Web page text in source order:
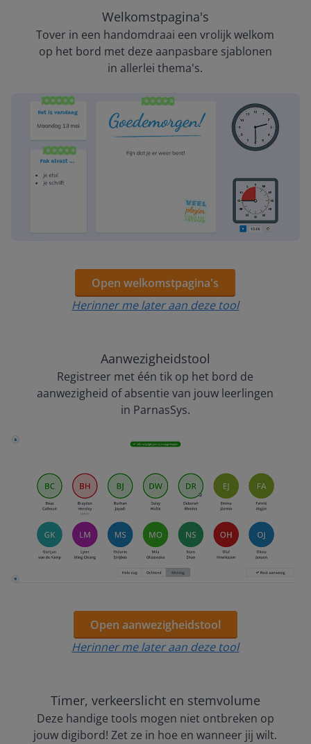
Welkomstpagina's
Tover in een handomdraai een vrolijk welkom
op het bord met deze aanpasbare sjablonen
in allerlei thema's.
Open welkomstpagina's
Herinner me later aan deze tool
Aanwezigheidstool
Registreer met één tik op het bord de
aanwezigheid of absentie van jouw leerlingen
in ParnasSys.
Open aanwezigheidstool
Herinner me later aan deze tool
Timer, verkeerslicht en stemvolume
Deze handige tools mogen niet ontbreken op
jouw digibord! Zet ze in hoe en wanneer jij wilt.